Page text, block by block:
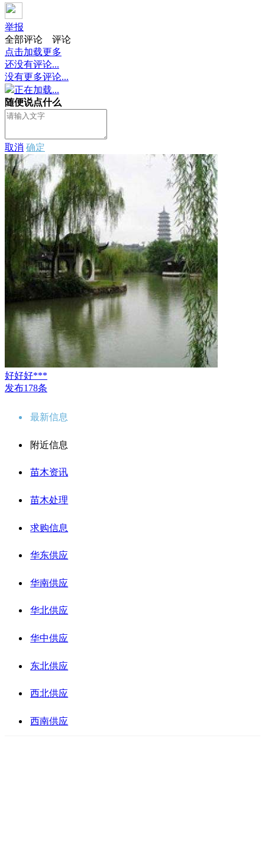
举报
全部评论
评论
点击加载更多
还没有评论...
没有更多评论...
正在加载...
随便说点什么
取消 确定
好好好***
发布178条
最新信息
附近信息
苗木资讯
苗木处理
求购信息
华东供应
华南供应
华北供应
华中供应
东北供应
西北供应
西南供应